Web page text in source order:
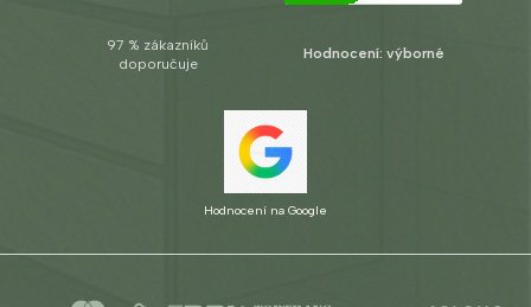
97 % zákazníků
doporučuje
Hodnocení: výborné
Hodnocení na Google